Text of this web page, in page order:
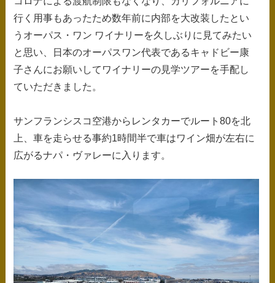
行く用事もあったため数年前に内部を大改装したとい
うオーパス・ワン ワイナリーを久しぶりに見てみたい
と思い、日本のオーパスワン代表であるキャドビー康
子さんにお願いしてワイナリーの見学ツアーを手配し
ていただきました。
サンフランシスコ空港からレンタカーでルート80を北
上、車を走らせる事約1時間半で車はワイン畑が左右に
広がるナパ・ヴァレーに入ります。